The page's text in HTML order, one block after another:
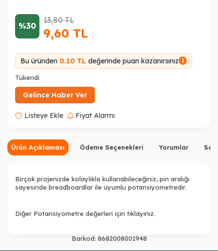
%30
13,80TL
9,60 TL
Bu üründen 0.10 TL değerinde puan kazanırsınız i
Tükendi
Gelince Haber Ver
Listeye Ekle Fiyat Alarmı
Ürün Açıklaması Ödeme Seçenekleri Yorumlar
Birçok projenizde kolaylıkla kullanabileceğiniz, pin aralığı
sayesinde breadboardlar ile uyumlu potansiyometredir.
Diğer Potansiyometre değerleri için tıklayınız.
Barkod: 8682008001948